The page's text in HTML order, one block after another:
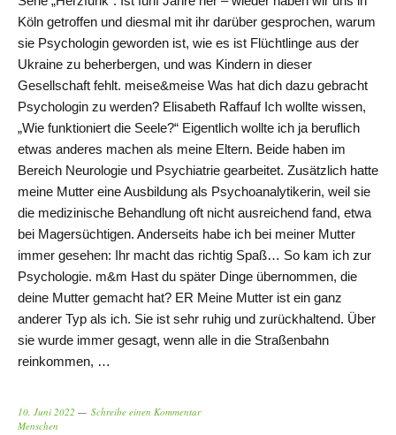
Köln getroffen und diesmal mit ihr darüber gesprochen, warum
sie Psychologin geworden ist, wie es ist Flüchtlinge aus der
Ukraine zu beherbergen, und was Kindern in dieser
Gesellschaft fehlt. meise&meise Was hat dich dazu gebracht
Psychologin zu werden? Elisabeth Raffauf Ich wollte wissen,
„Wie funktioniert die Seele?“ Eigentlich wollte ich ja beruflich
etwas anderes machen als meine Eltern. Beide haben im
Bereich Neurologie und Psychiatrie gearbeitet. Zusätzlich hatte
meine Mutter eine Ausbildung als Psychoanalytikerin, weil sie
die medizinische Behandlung oft nicht ausreichend fand, etwa
bei Magersüchtigen. Anderseits habe ich bei meiner Mutter
immer gesehen: Ihr macht das richtig Spaß… So kam ich zur
Psychologie. m&m Hast du später Dinge übernommen, die
deine Mutter gemacht hat? ER Meine Mutter ist ein ganz
anderer Typ als ich. Sie ist sehr ruhig und zurückhaltend. Über
sie wurde immer gesagt, wenn alle in die Straßenbahn
reinkommen, …
10. Juni 2022
Schreibe einen Kommentar
Menschen